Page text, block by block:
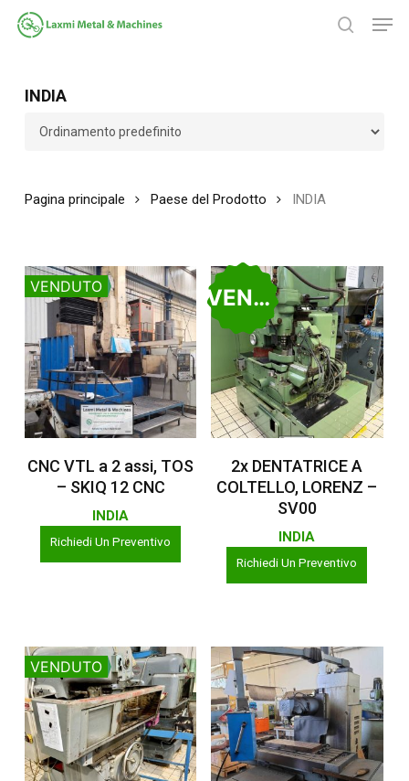
Salta
INDIA
Pagina principale Paese del Prodotto INDIA
VENDUTO
Leggi Tutto
CNC VTL a 2 assi, TOS
– SKIQ 12 CNC
INDIA
Richiedi Un Preventivo
VENDUTO
Leggi Tutto
2x DENTATRICE A
COLTELLO, LORENZ –
SV00
INDIA
Richiedi Un Preventivo
VENDUTO